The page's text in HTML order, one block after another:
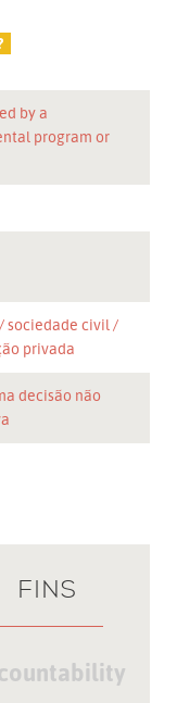
by a
program or
sociedade civil
privada
decisão não
FINS